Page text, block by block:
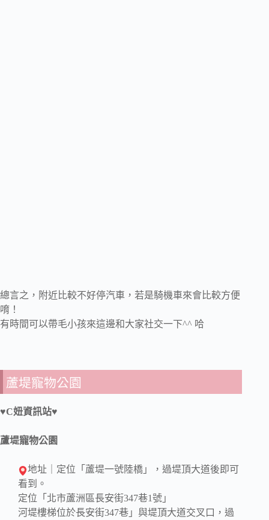
總言之，附近比較不好停汽車，若是騎機車來會比較方便
唷！
有時間可以帶毛小孩來這邊和大家社交一下^^ 哈
蘆堤寵物公園
♥C妞資訊站♥
蘆堤寵物公園
地址｜定位「蘆堤一號陸橋」，過堤頂大道後即可
看到。
定位「北市蘆洲區長安街347巷1號」
河堤樓梯位於長安街347巷」與堤頂大道交叉口，過